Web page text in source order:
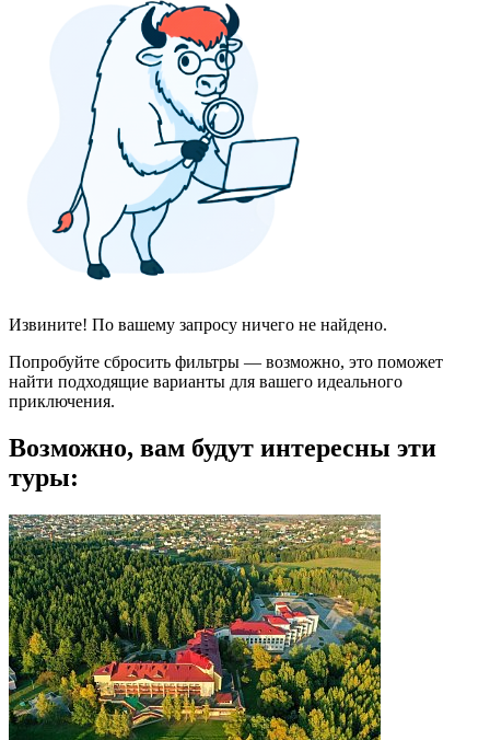
Извините! По вашему запросу ничего не найдено.
Попробуйте сбросить фильтры — возможно, это поможет
найти подходящие варианты для вашего идеального
приключения.
Возможно, вам будут интересны эти
туры: